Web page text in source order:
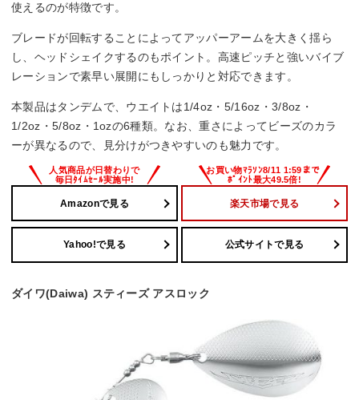
使えるのが特徴です。
ブレードが回転することによってアッパーアームを大きく揺ら
し、ヘッドシェイクするのもポイント。高速ピッチと強いバイブ
レーションで素早い展開にもしっかりと対応できます。
本製品はタンデムで、ウエイトは1/4oz・5/16oz・3/8oz・
1/2oz・5/8oz・1ozの6種類。なお、重さによってビーズのカラ
ーが異なるので、見分けがつきやすいのも魅力です。
Amazonで見る 楽天市場で見る
Yahoo!で見る 公式サイトで見る
ダイワ(Daiwa) スティーズ アスロック